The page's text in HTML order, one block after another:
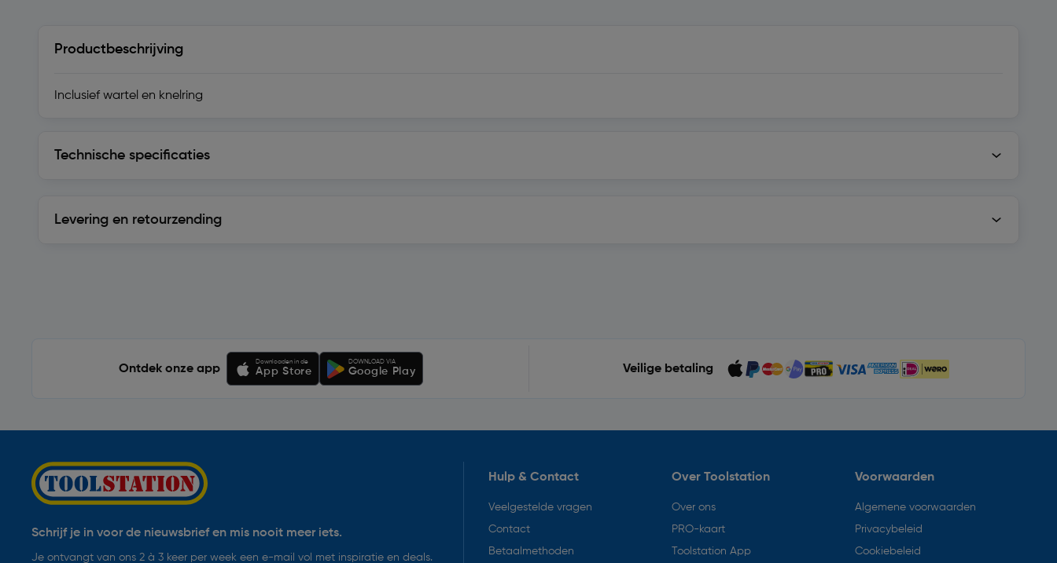
Productbeschrijving
Inclusief wartel en knelring
Technische specificaties
Levering en retourzending
Ontdek onze app
Downloaden in de
App Store
DOWNLOAD VIA
Google Play Veilige betaling
Schrijf je in voor de nieuwsbrief en mis nooit meer iets.
Je ontvangt van ons 2 à 3 keer per week een e-mail vol met inspiratie en deals.
Hulp & Contact
Veelgestelde vragen
Contact
Betaalmethoden
Over Toolstation
Over ons
PRO-kaart
Toolstation App
Voorwaarden
Algemene voorwaarden
Privacybeleid
Cookiebeleid